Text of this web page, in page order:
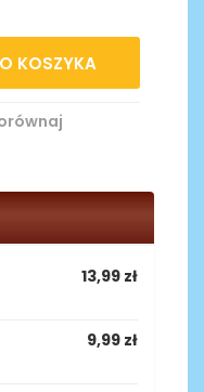
KOSZYKA
13,99 zł
9,99 zł